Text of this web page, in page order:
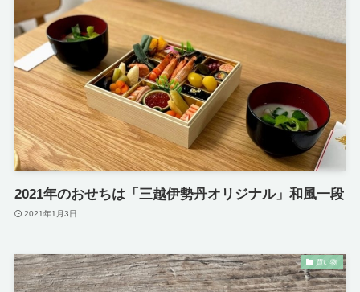
2021年のおせちは「三越伊勢丹オリジナル」和風一段
2021年1月3日
買い物